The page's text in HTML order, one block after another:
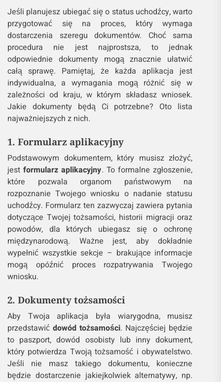
Jeśli planujesz ubiegać się o status uchodźcy, warto
przygotować się na proces, który wymaga
dostarczenia szeregu dokumentów. Choć sama
procedura nie jest najprostsza, to jednak
odpowiednie dokumenty mogą znacznie ułatwić
całą sprawę. Pamiętaj, że każda aplikacja jest
indywidualna, a wymagania mogą różnić się w
zależności od kraju, w którym składasz wniosek.
Jakie dokumenty będą Ci potrzebne? Oto lista
najważniejszych z nich.
1. Formularz aplikacyjny
Podstawowym dokumentem, który musisz złożyć,
jestformularz aplikacyjny. To formalne zgłoszenie,
które pozwala organom państwowym na
rozpoznanie Twojego wniosku o nadanie statusu
uchodźcy. Formularz ten zazwyczaj zawiera pytania
dotyczące Twojej tożsamości, historii migracji oraz
powodów, dla których ubiegasz się o ochronę
międzynarodową. Ważne jest, aby dokładnie
wypełnić wszystkie sekcje – brakujące informacje
mogą opóźnić proces rozpatrywania Twojego
wniosku.
2. Dokumenty tożsamości
Aby Twoja aplikacja była wiarygodna, musisz
przedstawićdowód tożsamości. Najczęściej będzie
to paszport, dowód osobisty lub inny dokument,
który potwierdza Twoją tożsamość i obywatelstwo.
Jeśli nie masz takiego dokumentu, konieczne
będzie dostarczenie jakiejkolwiek alternatywy, np.